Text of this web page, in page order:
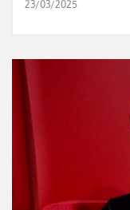
23/03/2025